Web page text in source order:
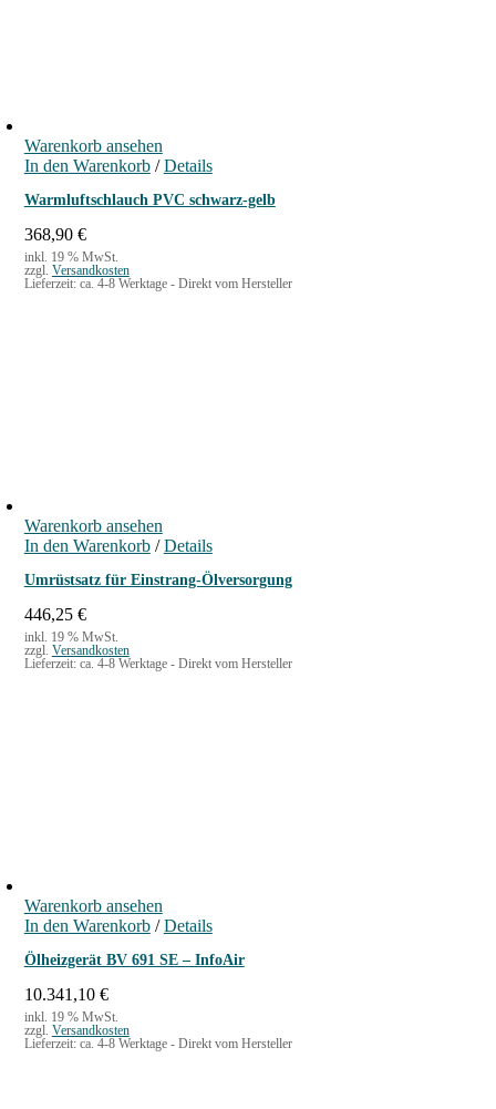
Warenkorb ansehen
In den Warenkorb / Details
Warmluftschlauch PVC schwarz-gelb
368,90 €
inkl. 19 % MwSt.
zzgl. Versandkosten
Lieferzeit: ca. 4-8 Werktage - Direkt vom Hersteller
Warenkorb ansehen
In den Warenkorb / Details
Umrüstsatz für Einstrang-Ölversorgung
446,25 €
inkl. 19 % MwSt.
zzgl. Versandkosten
Lieferzeit: ca. 4-8 Werktage - Direkt vom Hersteller
Warenkorb ansehen
In den Warenkorb / Details
Ölheizgerät BV 691 SE – InfoAir
10.341,10 €
inkl. 19 % MwSt.
zzgl. Versandkosten
Lieferzeit: ca. 4-8 Werktage - Direkt vom Hersteller